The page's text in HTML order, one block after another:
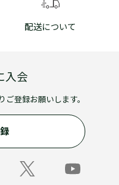
配送について
入会
ご登録お願いします。